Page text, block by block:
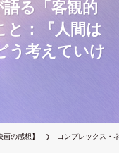
る「客観的
と：『人間は
う考えていけ
の感想】 コンプレックス・